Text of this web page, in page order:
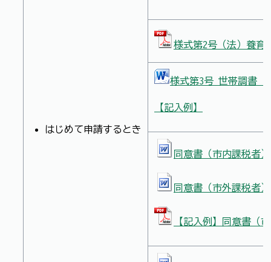
はじめて申請するとき
様式第2号（法）養育
様式第3号 世帯調書（
【記入例】
同意書（市内課税者
同意書（市外課税者
【記入例】同意書（